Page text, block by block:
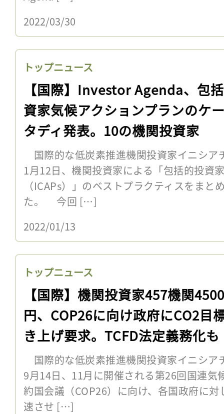
2022/03/30
トップニュース
【国際】Investor Agenda、包
資家気候アクションプランのケ
タディ発表。10の機関投資家
国際的な低炭素推進機関投資家イニシ
1月12日、機関投資家による「包括的投資
（ICAPs）」のベストプラクティスをまと
た。 今回 […]
2022/01/13
トップニュース
【国際】機関投資家457機関
円、COP26に向け政府にCO2目
き上げ要求。TCFD法定義務化も
国際的な低炭素推進機関投資家イニシ
9月14日、11月に開催される第26回国連気
約国会議（COP26）に向け、各国政府に
速させ […]